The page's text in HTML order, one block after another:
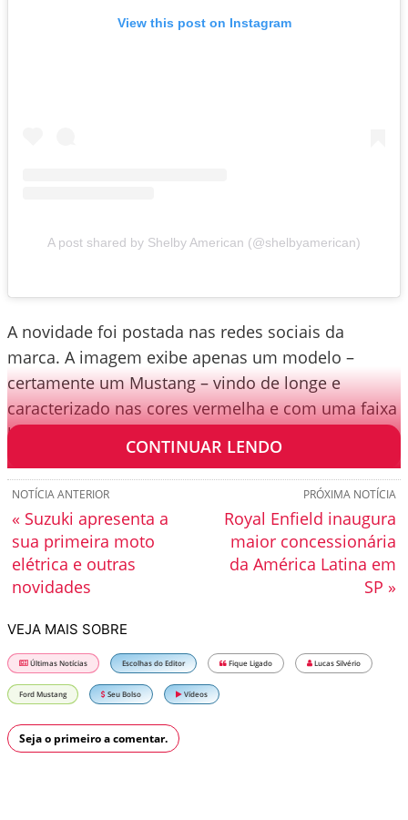
View this post on Instagram
A post shared by Shelby American (@shelbyamerican)
A novidade foi postada nas redes sociais da
marca. A imagem exibe apenas um modelo –
certamente um Mustang – vindo de longe e
caracterizado nas cores vermelha e com uma faixa
branca.
CONTINUAR LENDO
PRÓXIMA NOTÍCIA
Royal Enfield inaugura
maior concessionária
da América Latina em
SP »
NOTÍCIA ANTERIOR
« Suzuki apresenta a
sua primeira moto
elétrica e outras
novidades
VEJA MAIS SOBRE
Últimas Notícias Escolhas do Editor Fique Ligado Lucas Silvério
Ford Mustang Seu Bolso Vídeos
Seja o primeiro a comentar.